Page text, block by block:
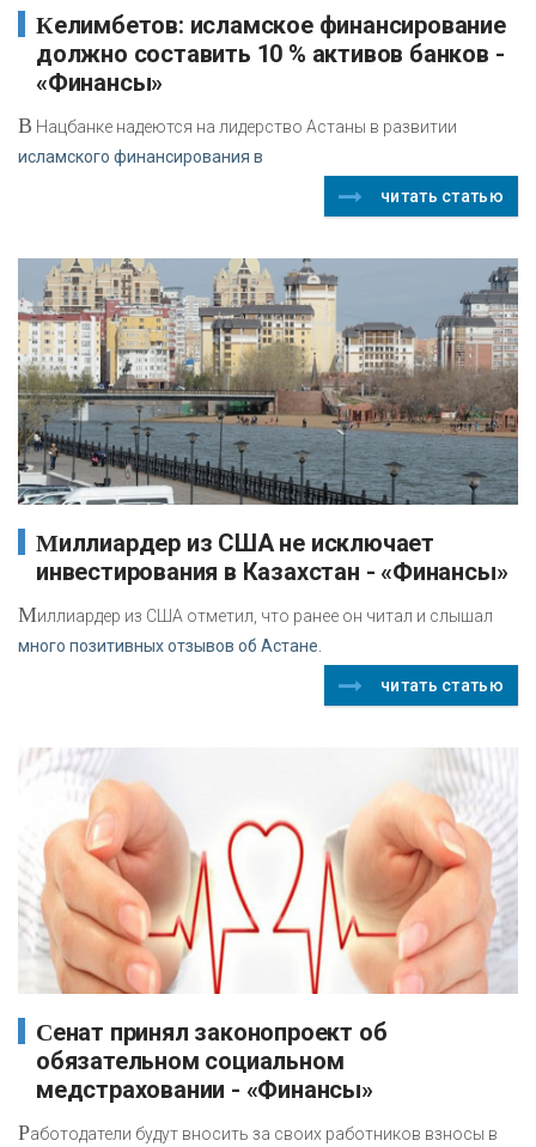
Келимбетов: исламское финансирование
должно составить 10 % активов банков -
«Финансы»
В Нацбанке надеются на лидерство Астаны в развитии
исламского финансирования в
читать статью
Миллиардер из США не исключает
инвестирования в Казахстан - «Финансы»
Миллиардер из США отметил, что ранее он читал и слышал
много позитивных отзывов об Астане.
читать статью
Сенат принял законопроект об
обязательном социальном
медстраховании - «Финансы»
Работодатели будут вносить за своих работников взносы в